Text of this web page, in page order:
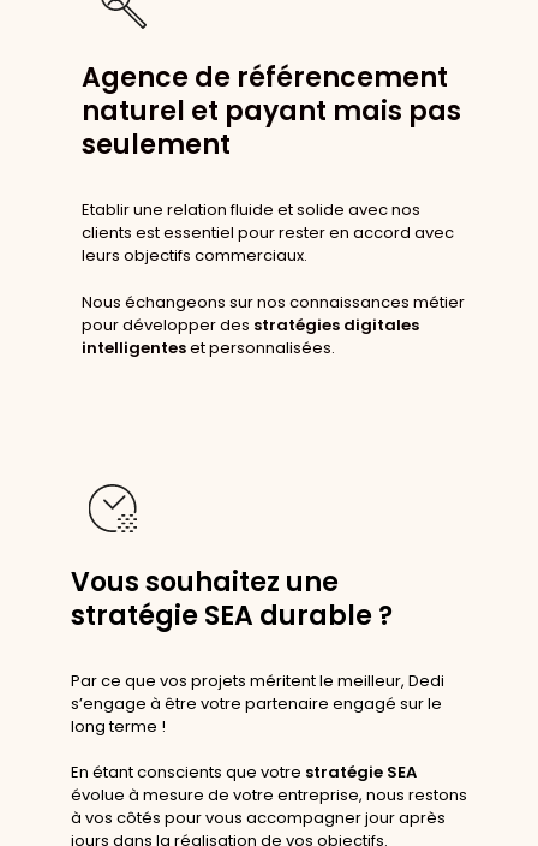
Agence de référencement
naturel et payant mais pas
seulement
Etablir une relation fluide et solide avec nos
clients est essentiel pour rester en accord avec
leurs objectifs commerciaux.
Nous échangeons sur nos connaissances métier
pour développer des stratégies digitales
intelligenteset personnalisées.
Vous souhaitez une
stratégie SEA durable ?
Par ce que vos projets méritent le meilleur, Dedi
s’engage à être votre partenaire engagé sur le
long terme !
En étant conscients que votre stratégie SEA
évolue à mesure de votre entreprise, nous restons
à vos côtés pour vous accompagner jour après
jours dans la réalisation de vos objectifs.